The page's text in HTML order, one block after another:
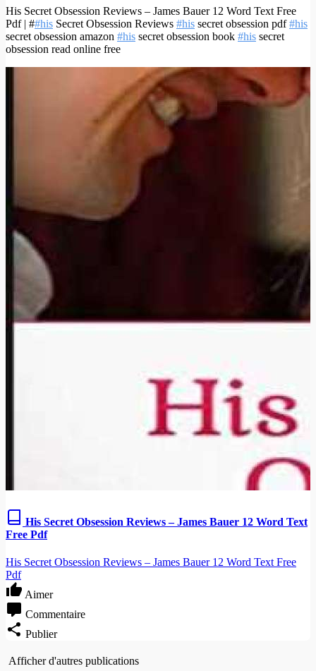
His Secret Obsession Reviews – James Bauer 12 Word Text Free
Pdf | ##his Secret Obsession Reviews #his secret obsession pdf#his
secret obsession amazon #his secret obsession book #his secret
obsession read online free
His Secret Obsession Reviews – James Bauer 12 Word Text
Free Pdf
His Secret Obsession Reviews – James Bauer 12 Word Text Free
Pdf
Aimer
Commentaire
Publier
Afficher d'autres publications